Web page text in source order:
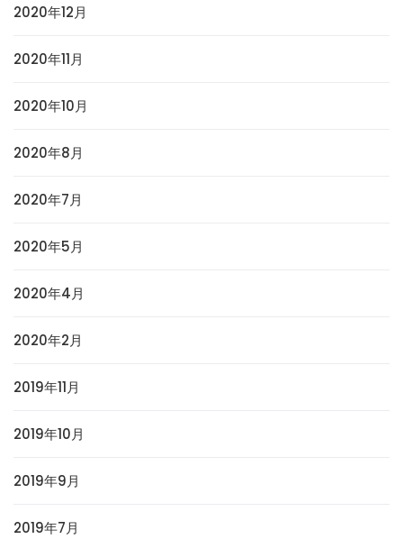
2020年12月
2020年11月
2020年10月
2020年8月
2020年7月
2020年5月
2020年4月
2020年2月
2019年11月
2019年10月
2019年9月
2019年7月